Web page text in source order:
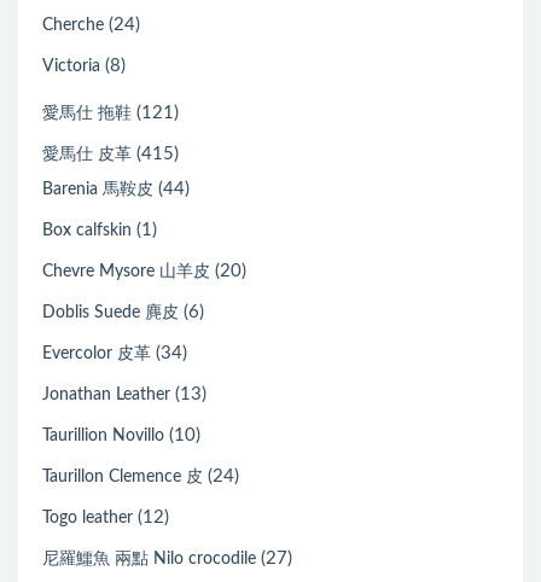
Cherche (24)
Victoria (8)
愛馬仕 拖鞋 (121)
愛馬仕 皮革 (415)
Barenia 馬鞍皮 (44)
Box calfskin (1)
Chevre Mysore 山羊皮 (20)
Doblis Suede 麂皮 (6)
Evercolor 皮革 (34)
Jonathan Leather (13)
Taurillion Novillo (10)
Taurillon Clemence 皮 (24)
Togo leather (12)
尼羅鱷魚 兩點 Nilo crocodile (27)